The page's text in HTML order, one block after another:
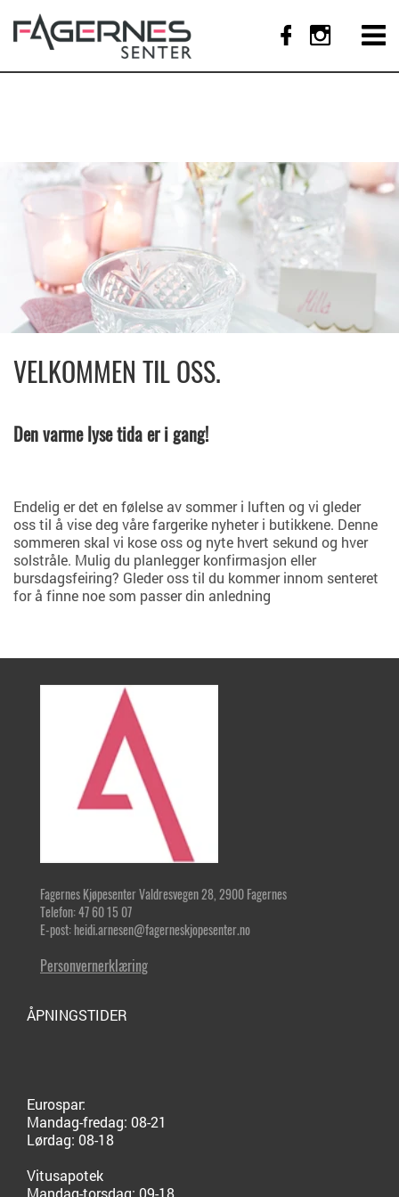
VELKOMMEN TIL OSS.
Den varme lyse tida er i gang!
Endelig er det en følelse av sommer i luften og vi gleder
oss til å vise deg våre fargerike nyheter i butikkene. Denne
sommeren skal vi kose oss og nyte hvert sekund og hver
solstråle. Mulig du planlegger konfirmasjon eller
bursdagsfeiring? Gleder oss til du kommer innom senteret
for å finne noe som passer din anledning
Fagernes Kjøpesenter Valdresvegen 28, 2900 Fagernes
Telefon: 47 60 15 07
E-post: heidi.arnesen@fagerneskjopesenter.no
Personvernerklæring
ÅPNINGSTIDER
Eurospar:
Mandag-fredag: 08-21
Lørdag: 08-18
Vitusapotek
Mandag-torsdag: 09-18